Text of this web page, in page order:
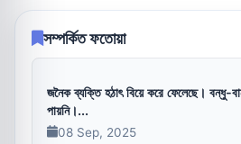
সম্পর্কিত ফতোয়া
জনৈক ব্যক্তি হঠাৎ বিয়ে করে ফেলেছে। বন্ধু-
পায়নি।...
08 Sep, 2025